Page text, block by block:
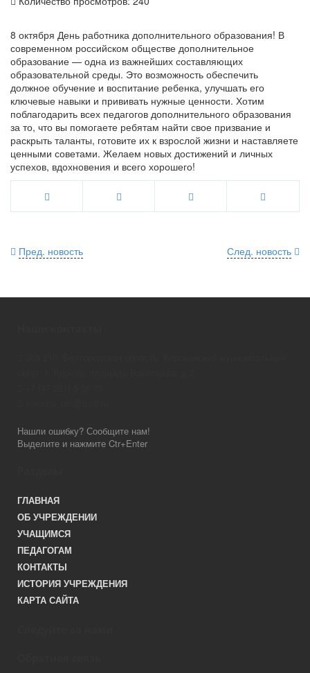
8 октября День работника дополнительного образования! В
современном российском обществе дополнительное
образование — одна из важнейших составляющих
образовательной среды. Это возможность обеспечить
должное обучение и воспитание ребенка, улучшать его
ключевые навыки и прививать нужные ценности. Хотим
поблагодарить всех педагогов дополнительного образования
за то, что вы помогаете ребятам найти свое призвание и
раскрыть таланты, готовите их к взрослой жизни и наставляете
ценными советами. Желаем новых достижений и личных
успехов, вдохновения и всего хорошего!
След. новость
Пред. новость
Нашли ошибку? Сообщите нам!
Выделите и нажмите Ctr+Enter
ГЛАВНАЯ
ОБ УЧРЕЖДЕНИИ
УЧАЩИМСЯ
ПЕДАГОГАМ
КОНТАКТЫ
ИСТОРИЯ УЧРЕЖДЕНИЯ
КАРТА САЙТА